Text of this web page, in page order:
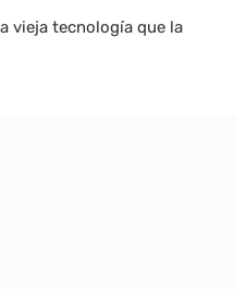
vieja tecnología que la